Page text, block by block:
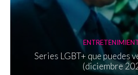
Series LGBT+ que puedes
(diciembre